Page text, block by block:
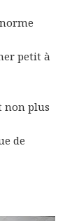
petit à
non plus
de